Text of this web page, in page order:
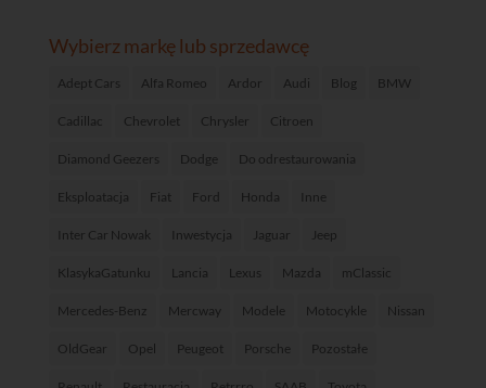
Wybierz markę lub sprzedawcę
Adept Cars Alfa Romeo Ardor Audi Blog BMW
Cadillac Chevrolet Chrysler Citroen
Diamond Geezers Dodge Do odrestaurowania
Eksploatacja Fiat Ford Honda Inne
Inter Car Nowak Inwestycja Jaguar Jeep
KlasykaGatunku Lancia Lexus Mazda mClassic
Mercedes-Benz Mercway Modele Motocykle Nissan
OldGear Opel Peugeot Porsche Pozostałe